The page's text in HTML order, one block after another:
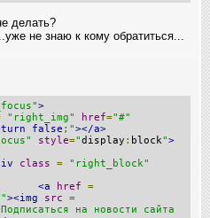
делать?
не знаю к кому обратиться...
>
"right_img" href="#"
false ; "></a>
style="display : block">
class =
"right_block"
<a
href
=
><img src
=
на новости сайта